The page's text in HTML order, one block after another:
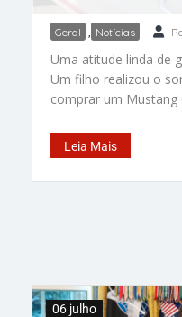
Geral , Notícias
Uma atitude linda de
Um filho realizou o
comprar um Mustang
família. E fez a
jamais imaginaria.
para um encontro de
Leia Mais
06 julho